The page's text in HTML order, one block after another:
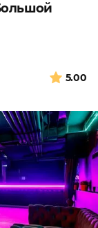
5.00